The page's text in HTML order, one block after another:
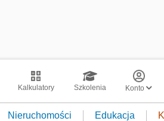
Kalkulatory Szkolenia Konto
Nieruchomości Edukacja